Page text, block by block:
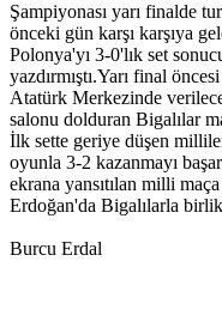
Şampiyonası yarı finalde
önceki gün karşı karşıya
Polonya'yı 3-0'lık set
yazdırmıştı.Yarı final
Atatürk Merkezinde
salonu dolduran Bigalılar
İlk sette geriye düşen
oyunla 3-2 kazanmayı
ekrana yansıtılan milli
Erdoğan'da Bigalılarla
Burcu Erdal